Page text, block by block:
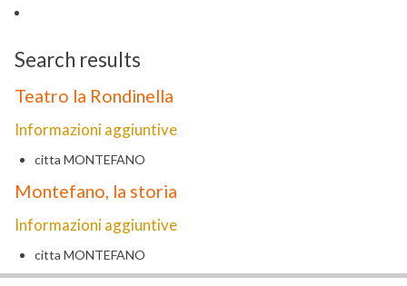
Search results
Teatro la Rondinella
Informazioni aggiuntive
citta MONTEFANO
Montefano, la storia
Informazioni aggiuntive
citta MONTEFANO